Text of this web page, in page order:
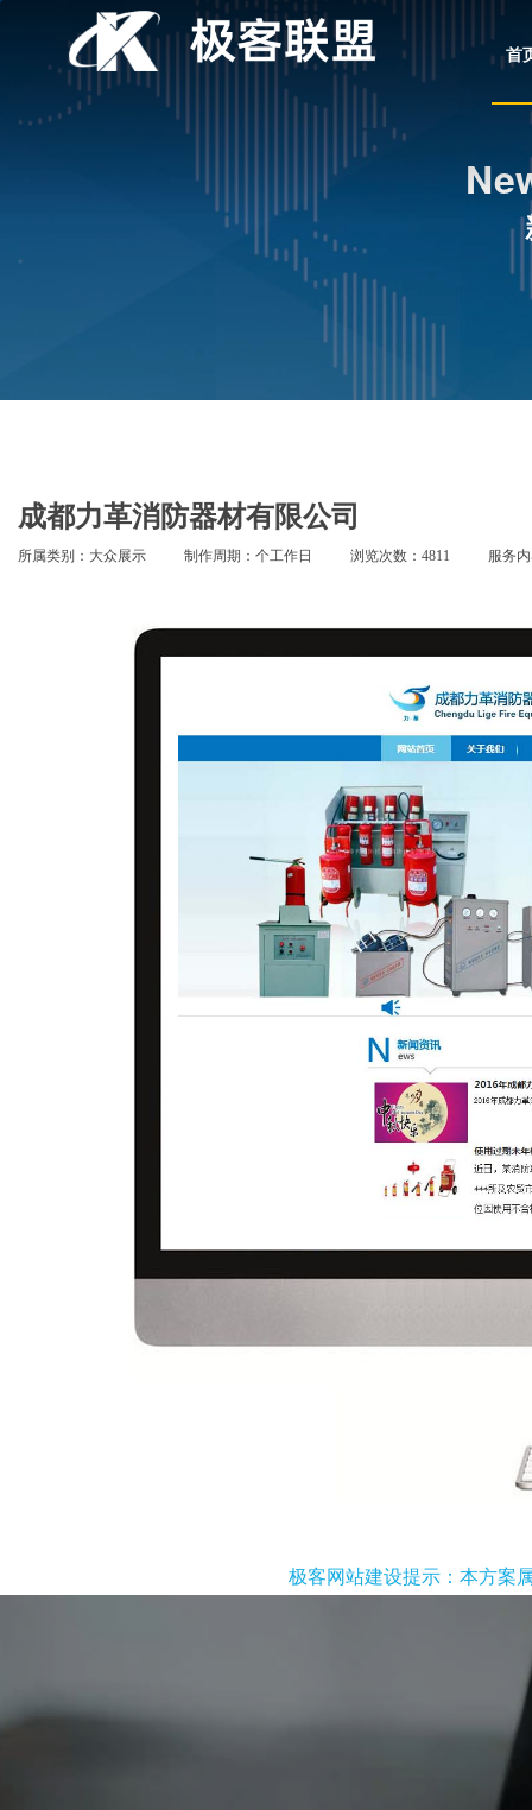
首
成都力革消防器材有限公司
所属类别：大众展示 制作周期：个工作日 浏览次数：4811 服务
极客网站建设提示：本方案